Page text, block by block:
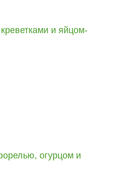
и яйцом-
огурцом и